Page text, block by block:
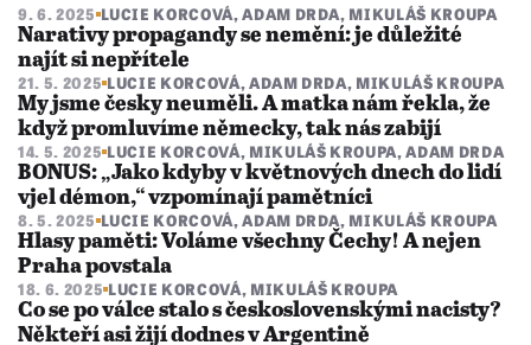
9. 6. 2025 LUCIE KORCOVÁ,ADAM DRDA, MIKULÁŠ KROUPA
Narativy propagandy se nemění: je důležité
najít si nepřítele
21. 5. 2025 LUCIE KORCOVÁ,ADAM DRDA, MIKULÁŠ KROUPA
My jsme česky neuměli. A matka nám řekla, že
když promluvíme německy, tak nás zabijí
14. 5. 2025 LUCIE KORCOVÁ, MIKULÁŠ KROUPA,ADAM DRDA
BONUS: „Jako kdyby v květnových dnech do lidí
vjel démon,“ vzpomínají pamětníci
8. 5. 2025 LUCIE KORCOVÁ,ADAM DRDA, MIKULÁŠ KROUPA
Hlasy paměti: Voláme všechny Čechy! A nejen
Praha povstala
18. 6. 2025 LUCIE KORCOVÁ, MIKULÁŠ KROUPA
Co se po válce stalo s československými nacisty?
Někteří asi žijí dodnes v Argentině